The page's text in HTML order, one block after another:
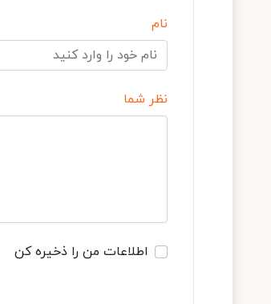
نام
نظر شما
اطلاعات من را ذخیره کن